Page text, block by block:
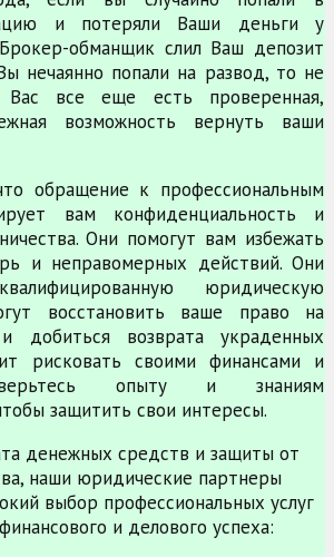
и потеряли Ваши деньги у
обманщик слил Ваш депозит
нечаянно попали на развод, то не
Вас все еще есть проверенная,
возможность вернуть ваши
обращение к профессиональным
вам конфиденциальность и
Они помогут вам избежать
и неправомерных действий. Они
юридическую
восстановить ваше право на
добиться возврата украденных
рисковать своими финансами и
опыту и знаниям
защитить свои интересы.
денежных средств и защиты от
наши юридические партнеры
выбор профессиональных услуг
и делового успеха: